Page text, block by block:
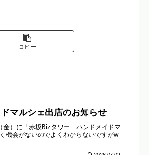
コピー
マルシェ出店のお知らせ
金）に「赤坂Bizタワー ハンドメイドマ
機会がないのでよくわからないですがw